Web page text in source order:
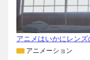
アニメはいかにレン
アニメーション